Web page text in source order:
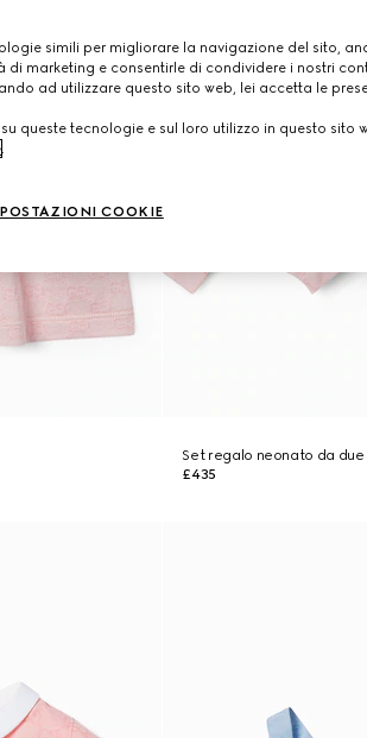
Set regalo neonato da due
£435
simili per migliorare la navigazione del sito,
di marketing e consentirle di condividere i nostri
ad utilizzare questo sito web, lei accetta le
queste tecnologie e sul loro utilizzo in questo sito
.
COOKIE